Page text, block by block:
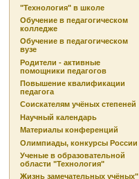
"Технология" в школе
Обучение в педагогическом
колледже
Обучение в педагогическом
вузе
Родители - активные
помощники педагогов
Повышение квалификации
педагога
Соискателям учёных степеней
Научный календарь
Материалы конференций
Олимпиады, конкурсы России
Ученые в образовательной
области "Технология"
Жизнь замечательных учёных"